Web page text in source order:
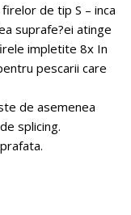
de tip S – inca
suprafe?ei atinge
impletite 8x In
pescarii care
de asemenea
splicing.